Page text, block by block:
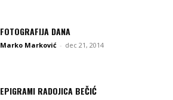
FOTOGRAFIJA DANA
Marko Marković - dec 21, 2014
EPIGRAMI RADOJICA BEČIĆ